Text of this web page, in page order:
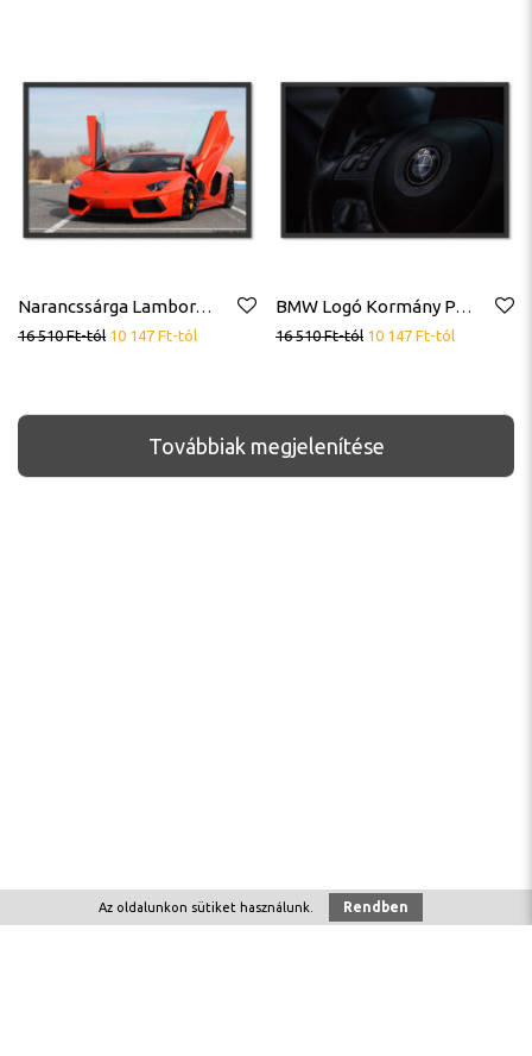
Narancssárga Lamborghini Sportkocsi Sportautó Poszter
16 510Ft-tól 10 147 Ft-tól
BMW Logó Kormány Poszter
16 510Ft-tól 10 147 Ft-tól
Továbbiak megjelenítése
Az oldalunkon sütiket használunk. Rendben